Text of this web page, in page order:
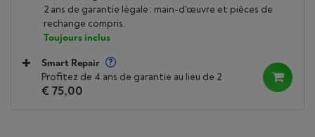
2 ans de garantie légale : main-d'œuvre et pièces de
rechange compris.
Toujours inclus
Smart Repair
Profitez de 4 ans de garantie au lieu de 2
€ 75,00